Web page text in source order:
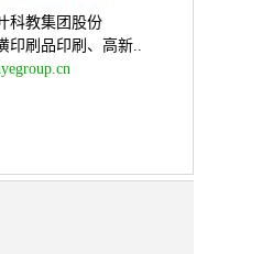
科教集团股份
印刷品印刷、高新..